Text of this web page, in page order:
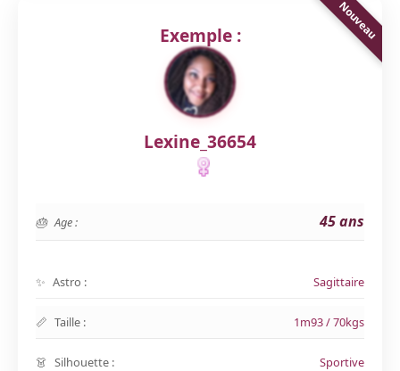
Exemple :
Lexine_36654
Age : 45 ans
Astro : Sagittaire
Taille : 1m93 / 70kgs
Silhouette : Sportive